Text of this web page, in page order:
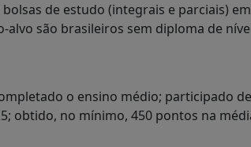
de estudo (integrais e parciais)
são brasileiros sem diploma de
o ensino médio; participado
obtido, no mínimo, 450 pontos na